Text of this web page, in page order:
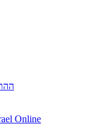
Online